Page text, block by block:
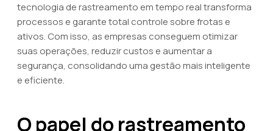
tecnologia de rastreamento em tempo real transforma
processos e garante total controle sobre frotas e
ativos. Com isso, as empresas conseguem otimizar
suas operações, reduzir custos e aumentar a
segurança, consolidando uma gestão mais inteligente
e eficiente.
O papel do rastreamento